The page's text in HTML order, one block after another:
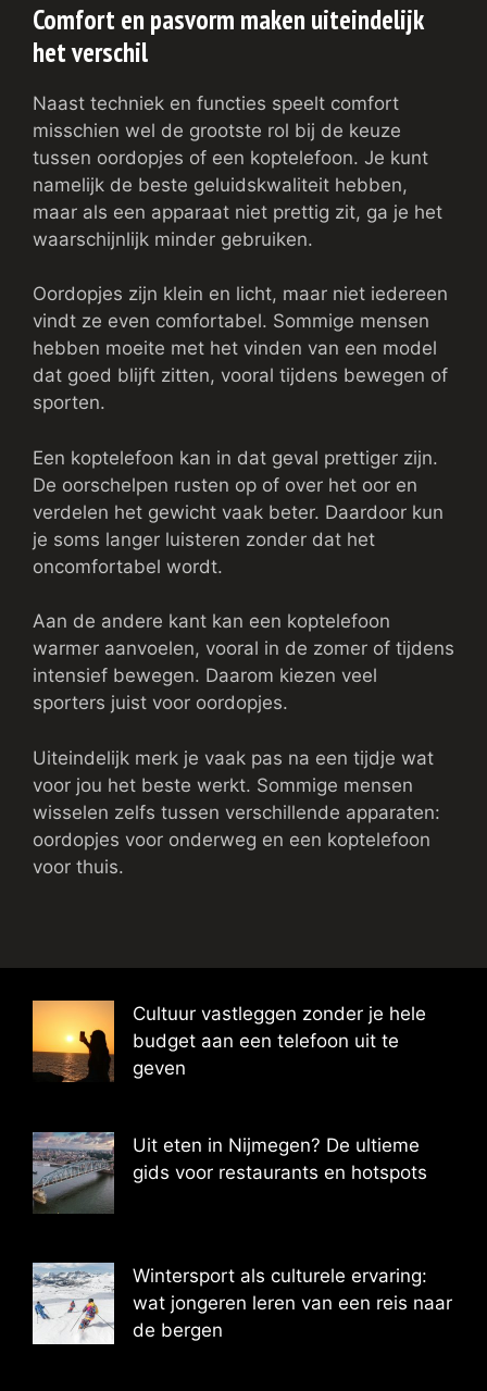
Comfort en pasvorm maken uiteindelijk
het verschil
Naast techniek en functies speelt comfort
misschien wel de grootste rol bij de keuze
tussen oordopjes of een koptelefoon. Je kunt
namelijk de beste geluidskwaliteit hebben,
maar als een apparaat niet prettig zit, ga je het
waarschijnlijk minder gebruiken.
Oordopjes zijn klein en licht, maar niet iedereen
vindt ze even comfortabel. Sommige mensen
hebben moeite met het vinden van een model
dat goed blijft zitten, vooral tijdens bewegen of
sporten.
Een koptelefoon kan in dat geval prettiger zijn.
De oorschelpen rusten op of over het oor en
verdelen het gewicht vaak beter. Daardoor kun
je soms langer luisteren zonder dat het
oncomfortabel wordt.
Aan de andere kant kan een koptelefoon
warmer aanvoelen, vooral in de zomer of tijdens
intensief bewegen. Daarom kiezen veel
sporters juist voor oordopjes.
Uiteindelijk merk je vaak pas na een tijdje wat
voor jou het beste werkt. Sommige mensen
wisselen zelfs tussen verschillende apparaten:
oordopjes voor onderweg en een koptelefoon
voor thuis.
Cultuur vastleggen zonder je hele
budget aan een telefoon uit te
geven
Uit eten in Nijmegen? De ultieme
gids voor restaurants en hotspots
Wintersport als culturele ervaring:
wat jongeren leren van een reis naar
de bergen